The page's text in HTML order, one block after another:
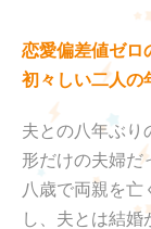
恋愛偏差値ゼロ
初々しい二人
夫との八年ぶ
形だけの夫婦
八歳で両親を
し、夫とは結